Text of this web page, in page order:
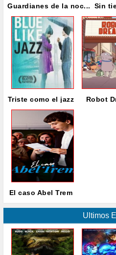
Guardianes de la noc... Sin
Triste como el jazz Robot
El caso Abel Trem
Ultimos